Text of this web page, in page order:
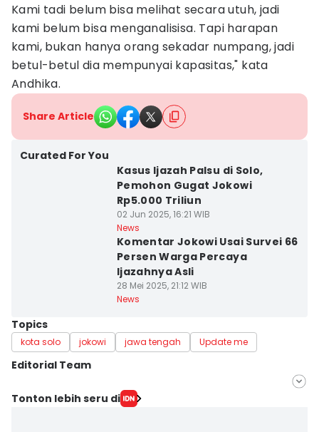
Kami tadi belum bisa melihat secara utuh, jadi
kami belum bisa menganalisisa. Tapi harapan
kami, bukan hanya orang sekadar numpang, jadi
betul-betul dia mempunyai kapasitas," kata
Andhika.
Share Article
Curated For You
Kasus Ijazah Palsu di Solo,
Pemohon Gugat Jokowi
Rp5.000 Triliun
02 Jun 2025, 16:21 WIB
News
Komentar Jokowi Usai Survei 66
Persen Warga Percaya
Ijazahnya Asli
28 Mei 2025, 21:12 WIB
News
Topics
kota solo jokowi jawa tengah Update me
Editorial Team
Editor
Tonton lebih seru di